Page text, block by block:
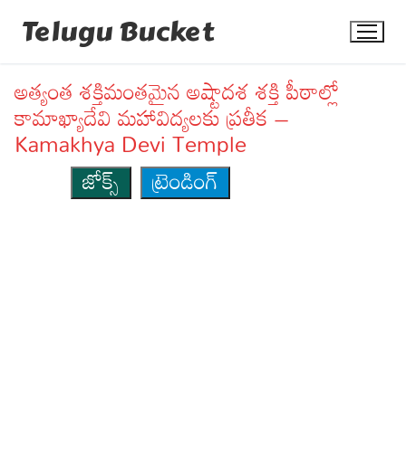
Telugu Bucket
Quotes
అత్యంత శక్తిమంతమైన అష్టాదశ శక్తి పీఠాల్లో
కామాఖ్యాదేవి మహావిద్యలకు ప్రతీక –
Kamakhya Devi Temple
జోక్స్
ట్రెండింగ్